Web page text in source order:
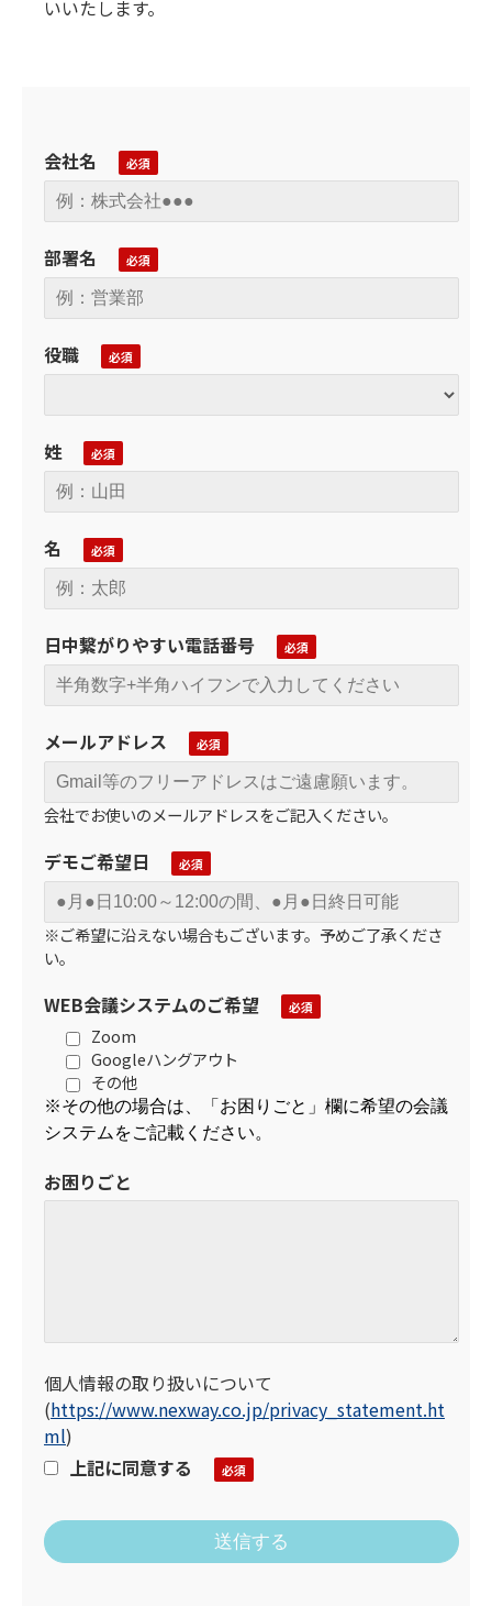
いいたします。
会社名
部署名
役職
姓
名
日中繋がりやすい電話番号
メールアドレス
会社でお使いのメールアドレスをご記入ください。
デモご希望日
※ご希望に沿えない場合もございます。予めご了承くださ
い。
WEB会議システムのご希望
Zoom
Googleハングアウト
その他
※その他の場合は、「お困りごと」欄に希望の会議
システムをご記載ください。
お困りごと
個人情報の取り扱いについて
(https://www.nexway.co.jp/privacy_statement.ht
ml)
上記に同意する